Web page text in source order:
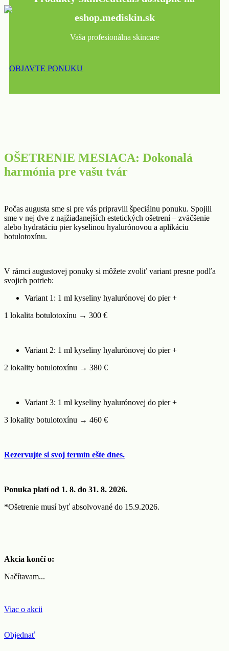
eshop.mediskin.sk
Vaša profesionálna skincare
OBJAVTE PONUKU
OŠETRENIE MESIACA: Dokonalá
harmónia pre vašu tvár
Počas augusta sme si pre vás pripravili špeciálnu ponuku. Spojili
sme v nej dve z najžiadanejších estetických ošetrení – zväčšenie
alebo hydratáciu pier kyselinou hyalurónovou a aplikáciu
botulotoxínu.
V rámci augustovej ponuky si môžete zvoliť variant presne podľa
svojich potrieb:
Variant 1: 1 ml kyseliny hyalurónovej do pier +
1 lokalita botulotoxínu → 300 €
Variant 2: 1 ml kyseliny hyalurónovej do pier +
2 lokality botulotoxínu → 380 €
Variant 3: 1 ml kyseliny hyalurónovej do pier +
3 lokality botulotoxínu → 460 €
Rezervujte si svoj termín ešte dnes.
Ponuka platí od 1. 8. do 31. 8. 2026.
*Ošetrenie musí byť absolvované do 15.9.2026.
Akcia končí o:
Načítavam...
Viac o akcii
Objednať